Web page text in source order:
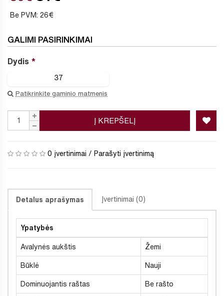
Be PVM: 26€
GALIMI PASIRINKIMAI
Dydis
37
Patikrinkite gaminio matmenis
Į KREPŠELĮ
0 įvertinimai / Parašyti įvertinimą
Detalus aprašymas Įvertinimai (0)
Ypatybės
Avalynės aukštis Žemi
Būklė Nauji
Dominuojantis raštas Be rašto